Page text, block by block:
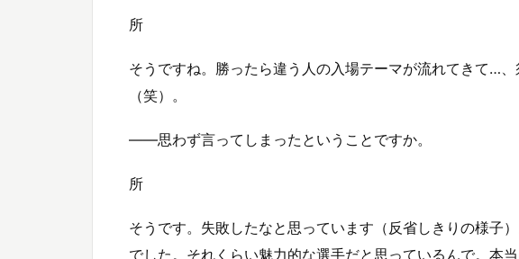
所
そうですね。勝ったら違う人の入場テーマが流れてきて…
（笑）。
——思わず言ってしまったということですか。
所
そうです。失敗したなと思っています（反省しきりの様子
でした。それくらい魅力的な選手だと思っているんで。本